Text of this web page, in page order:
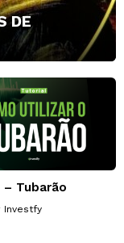
DE
Tubarão
Investfy